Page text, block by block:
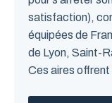
satisfaction),
équipées de
de Lyon, Saint-
Ces aires offrent